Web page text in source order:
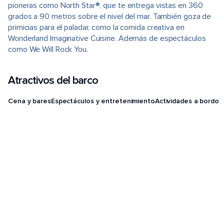
pioneras como North Star®, que te entrega vistas en 360
grados a 90 metros sobre el nivel del mar. También goza de
primicias para el paladar, como la comida creativa en
Wonderland Imaginative Cuisine. Además de espectáculos
como We Will Rock You.
Atractivos del barco
Cena y baresEspectáculos y entretenimientoActividades a bordo